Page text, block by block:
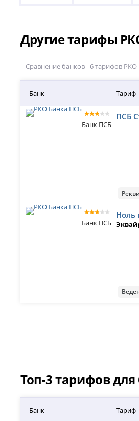
Другие тарифы
Сравнение банков - 6 тарифов РКО
Банк Тариф
Банк ПСБ
ПСБ
Банк ПСБ
Ноль
Топ-3 тарифов для
Банк Тариф